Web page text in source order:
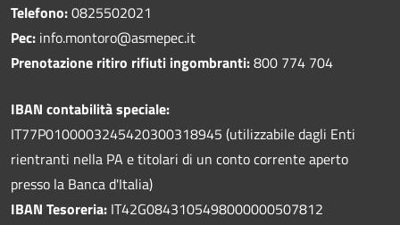
Telefono:0825502021
Pec: info.montoro@asmepec.it
Prenotazione ritiro rifiuti ingombranti:800 774 704
IBAN contabilità speciale:
IT77P0100003245420300318945 (utilizzabile dagli Enti
rientranti nella PA e titolari di un conto corrente aperto
presso la Banca d'Italia)
IBAN Tesoreria: IT42G0843105498000000507812